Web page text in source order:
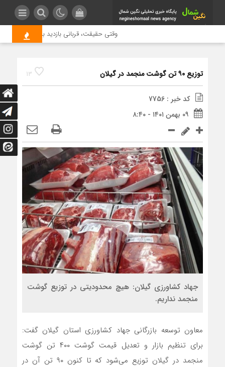
وقتی حقیقت، قربانی بازدید بیشتر می
13 توزیع ۹۰ تن گوشت منجمد در گیلان
کد خبر : 7756
۰۹ بهمن ۱۴۰۱ - ۸:۴۰
جهاد کشاورزی گیلان: هیچ محدودیتی در توزیع گوشت
منجمد نداریم.
معاون توسعه بازرگانی جهاد کشاورزی استان گیلان گفت:
برای تنظیم بازار و تعدیل قیمت گوشت ۴۰۰ تن گوشت
منجمد در گیلان توزیع می‌شود که تا کنون ۹۰ تن آن در